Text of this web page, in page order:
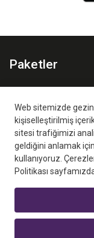
Web sitemizde
kişiselleştirilmiş
sitesi trafiğimizi
geldiğini anlamak
kullanıyoruz.
Politikası
Paketler
Spor Paketi
Aile Paketi
Digiturk Play Yurtdışı